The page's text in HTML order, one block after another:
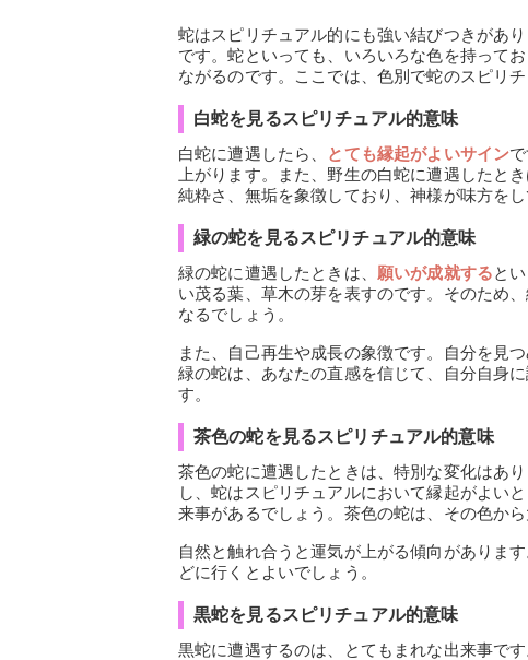
蛇はスピリチュアル的にも強い結びつきがあ
です。蛇といっても、いろいろな色を持って
ながるのです。ここでは、色別で蛇のスピリ
白蛇を見るスピリチュアル的意味
白蛇に遭遇したら、 とても縁起がよいサイン
上がります。また、野生の白蛇に遭遇したと
純粋さ、無垢を象徴しており、神様が味方をし
緑の蛇を見るスピリチュアル的意味
緑の蛇に遭遇したときは、 願いが成就すると
い茂る葉、草木の芽を表すのです。そのため
なるでしょう。
また、自己再生や成長の象徴です。自分を見
緑の蛇は、あなたの直感を信じて、自分自身
す。
茶色の蛇を見るスピリチュアル的意味
茶色の蛇に遭遇したときは、特別な変化はあ
し、蛇はスピリチュアルにおいて縁起がよい
来事があるでしょう。茶色の蛇は、その色から
自然と触れ合うと運気が上がる傾向がありま
どに行くとよいでしょう。
黒蛇を見るスピリチュアル的意味
黒蛇に遭遇するのは、とてもまれな出来事で